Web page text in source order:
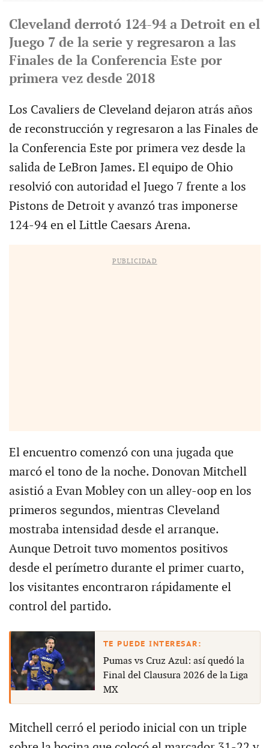
Cleveland derrotó 124-94 a Detroit en el
Juego 7 de la serie y regresaron a las
Finales de la Conferencia Este por
primera vez desde 2018
Los Cavaliers de Cleveland dejaron atrás años
de reconstrucción y regresaron a las Finales de
la Conferencia Este por primera vez desde la
salida de LeBron James. El equipo de Ohio
resolvió con autoridad el Juego 7 frente a los
Pistons de Detroit y avanzó tras imponerse
124-94 en el Little Caesars Arena.
PUBLICIDAD
El encuentro comenzó con una jugada que
marcó el tono de la noche. Donovan Mitchell
asistió a Evan Mobley con un alley-oop en los
primeros segundos, mientras Cleveland
mostraba intensidad desde el arranque.
Aunque Detroit tuvo momentos positivos
desde el perímetro durante el primer cuarto,
los visitantes encontraron rápidamente el
control del partido.
Pumas vs Cruz Azul: así quedó la
Final del Clausura 2026 de la Liga
MX
Mitchell cerró el periodo inicial con un triple